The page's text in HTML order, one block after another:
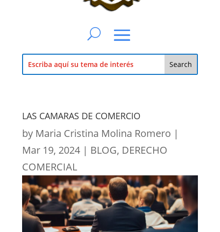
LAS CAMARAS DE COMERCIO
by Maria Cristina Molina Romero |
Mar 19, 2024| BLOG, DERECHO
COMERCIAL